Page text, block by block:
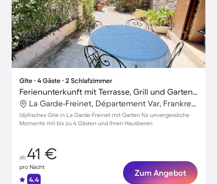
Gîte ∙ 4 Gäste ∙ 2 Schlafzimmer
Ferienunterkunft mit Terrasse, Grill und Garten | Hunde erlaubt
La Garde-Freinet, Département Var, Frankreich
Idyllisches Gite in La Garde-Freinet mit Garten für unvergessliche
Momente mit bis zu 4 Gästen und Ihren Haustieren
ab 41 €
pro Nacht
4.4
Zum Angebot